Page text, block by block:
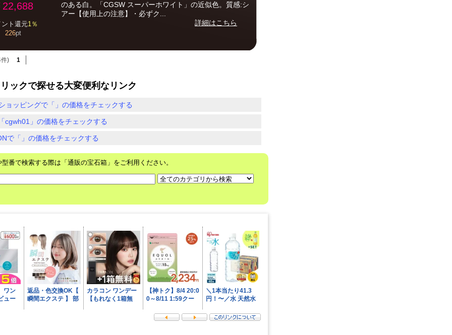
22,688
ト還元1％
226pt
のある白。「CGSW スーパーホワイト」の近似色。質感:シ
アー【使用上の注意】・必ずク...
詳細はこちら
) 1
ックで探せる大変便利なリンク
ョッピングで「」の価格をチェックする
cgwh01」の価格をチェックする
で「」の価格をチェックする
番で検索する際は「通販の宝石箱」をご利用ください。